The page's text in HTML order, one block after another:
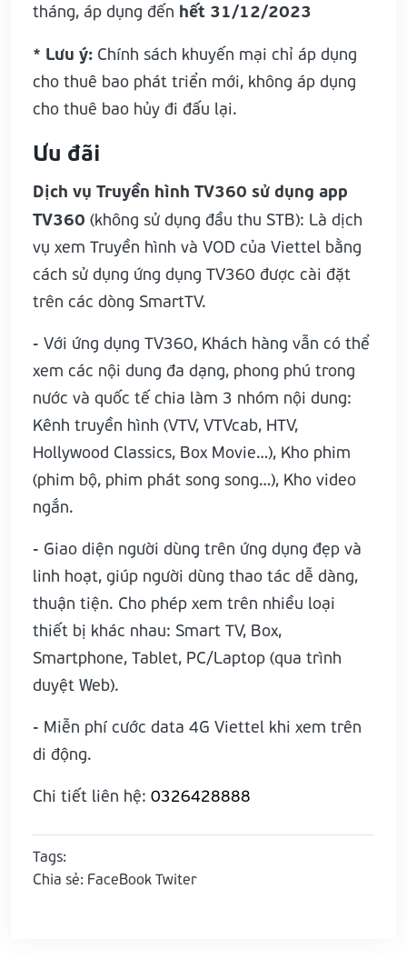
tháng, áp dụng đến hết 31/12/2023
* Lưu ý: Chính sách khuyến mại chỉ áp dụng
cho thuê bao phát triển mới, không áp dụng
cho thuê bao hủy đi đấu lại.
Ưu đãi
Dịch vụ Truyền hình TV360 sử dụng app
TV360 (không sử dụng đầu thu STB): Là dịch
vụ xem Truyền hình và VOD của Viettel bằng
cách sử dụng ứng dụng TV360 được cài đặt
trên các dòng SmartTV.
- Với ứng dụng TV360, Khách hàng vẫn có thể
xem các nội dung đa dạng, phong phú trong
nước và quốc tế chia làm 3 nhóm nội dung:
Kênh truyền hình (VTV, VTVcab, HTV,
Hollywood Classics, Box Movie…), Kho phim
(phim bộ, phim phát song song…), Kho video
ngắn.
- Giao diện người dùng trên ứng dụng đẹp và
linh hoạt, giúp người dùng thao tác dễ dàng,
thuận tiện. Cho phép xem trên nhiều loại
thiết bị khác nhau: Smart TV, Box,
Smartphone, Tablet, PC/Laptop (qua trình
duyệt Web).
- Miễn phí cước data 4G Viettel khi xem trên
di động.
Chi tiết liên hệ: 0326428888
Tags:
Chia sẻ: FaceBookTwiter